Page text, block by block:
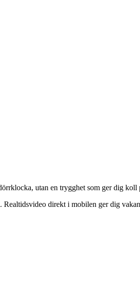
utan en trygghet som ger dig
direkt i mobilen ger dig